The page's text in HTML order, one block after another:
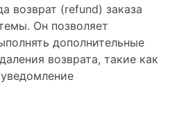
возврат (refund) заказа
Он позволяет
дополнительные
возврата, такие как